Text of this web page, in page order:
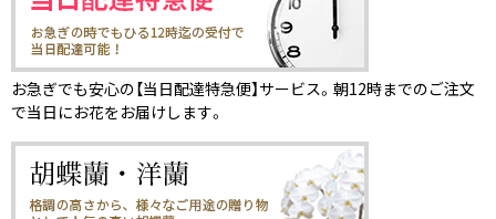
お急ぎでも安心の【当日配達特急便】サービス。朝12時までのご注文
で当日にお花をお届けします。